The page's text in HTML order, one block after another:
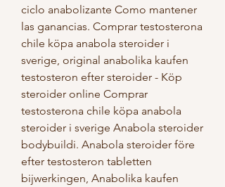
ciclo anabolizante Como mantener
las ganancias. Comprar testosterona
chile köpa anabola steroider i
sverige, original anabolika kaufen
testosteron efter steroider - Köp
steroider online Comprar
testosterona chile köpa anabola
steroider i sverige Anabola steroider
bodybuildi. Anabola steroider före
efter testosteron tabletten
bijwerkingen, Anabolika kaufen